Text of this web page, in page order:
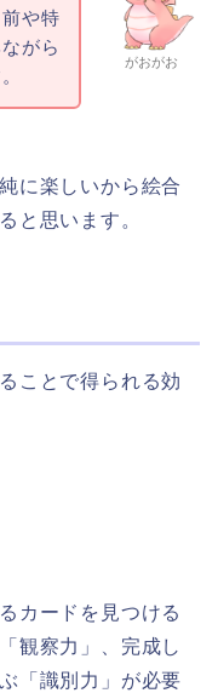
がおがお
や特
がら
に楽しいから絵合
と思います。
ことで得られる効
カードを見つける
観察力」、完成し
「識別力」が必要